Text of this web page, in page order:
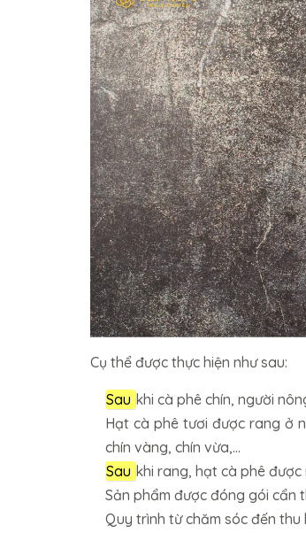
Cụ thể được thực hiện như sau:
Sau khi cà phê chín, người
Hạt cà phê tươi được rang ở
chín vàng, chín vừa,...
Sau khi rang, hạt cà phê
Sản phẩm được đóng gói cẩn
Quy trình từ chăm sóc đến